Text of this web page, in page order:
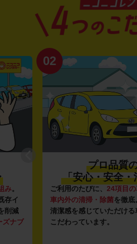
み。
存イ
削減
ズナブ
02
プロ品質
「安心・安全・
ご利用のたびに、 24項目
車内外の清掃・除菌を徹底
清潔感を感じていただける
こだわっています。